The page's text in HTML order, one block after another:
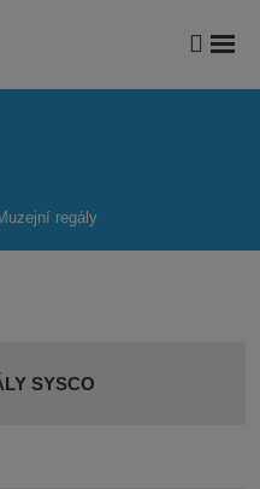
regály
SYSCO